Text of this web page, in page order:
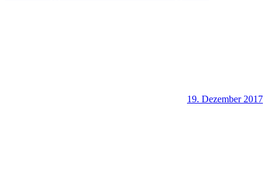
19. Dezember 2017